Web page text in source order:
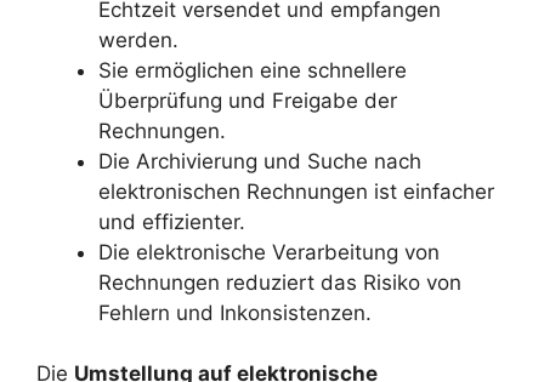
Echtzeit versendet und empfangen
werden.
Sie ermöglichen eine schnellere
Überprüfung und Freigabe der
Rechnungen.
Die Archivierung und Suche nach
elektronischen Rechnungen ist einfacher
und effizienter.
Die elektronische Verarbeitung von
Rechnungen reduziert das Risiko von
Fehlern und Inkonsistenzen.
Die Umstellung auf elektronische